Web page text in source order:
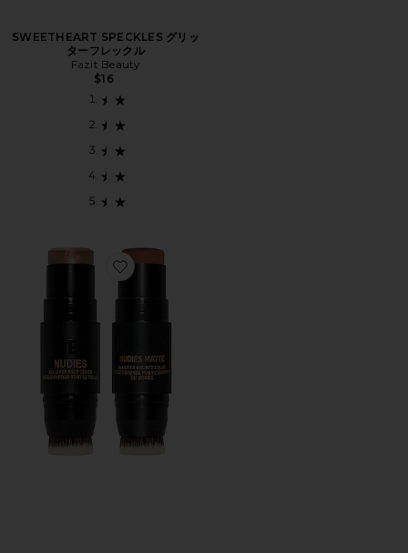
SWEETHEART SPECKLES グリッ
ターフレックル
Fazit Beauty
$16
Favorite GLOWY NUDE SKIN チークキット